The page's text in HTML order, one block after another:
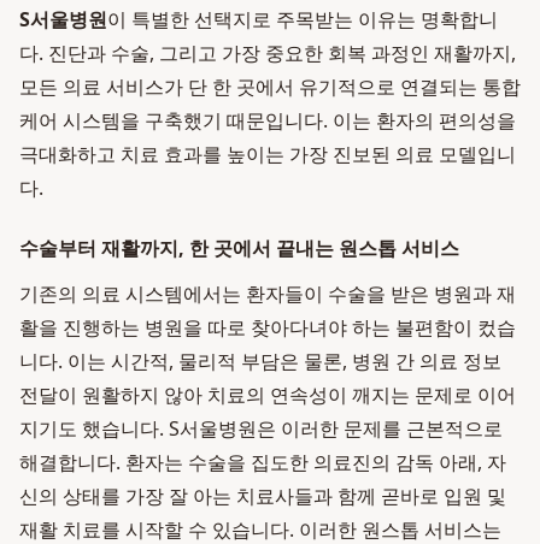
S서울병원이 특별한 선택지로 주목받는 이유는 명확합니
다. 진단과 수술, 그리고 가장 중요한 회복 과정인 재활까지,
모든 의료 서비스가 단 한 곳에서 유기적으로 연결되는 통합
케어 시스템을 구축했기 때문입니다. 이는 환자의 편의성을
극대화하고 치료 효과를 높이는 가장 진보된 의료 모델입니
다.
수술부터 재활까지, 한 곳에서 끝내는 원스톱 서비스
기존의 의료 시스템에서는 환자들이 수술을 받은 병원과 재
활을 진행하는 병원을 따로 찾아다녀야 하는 불편함이 컸습
니다. 이는 시간적, 물리적 부담은 물론, 병원 간 의료 정보
전달이 원활하지 않아 치료의 연속성이 깨지는 문제로 이어
지기도 했습니다. S서울병원은 이러한 문제를 근본적으로
해결합니다. 환자는 수술을 집도한 의료진의 감독 아래, 자
신의 상태를 가장 잘 아는 치료사들과 함께 곧바로 입원 및
재활 치료를 시작할 수 있습니다. 이러한 원스톱 서비스는